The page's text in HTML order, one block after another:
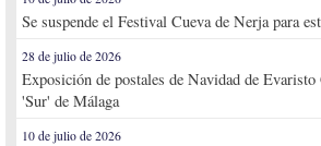
Se suspende el Festival Cueva de Nerja para
28 de julio de 2026
Exposición de postales de Navidad de
'Sur' de Málaga
10 de julio de 2026